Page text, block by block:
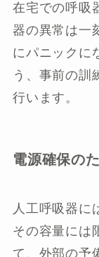
在宅での呼吸
器の異常は一
にパニックに
う、事前の訓
行います。
電源確保の
人工呼吸器に
その容量には
て、外部の予